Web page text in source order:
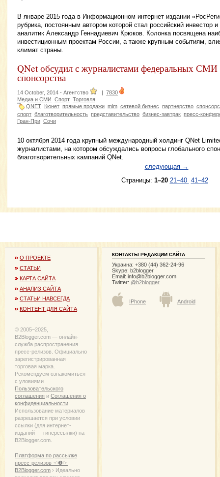
В январе 2015 года в Информационном интернет издании
рубрика, постоянным автором которой стал российский инвестор
аналитик Александр Геннадиевич Крюков. Колонка посвящена
инвестиционным проектам России, а также крупным событиям,
климат страны.
QNet обсудил с журналистами федеральных СМИ
спонсорства
14 October, 2014 - Агентство
7830
Медиа и СМИ
Спорт Торговля
QNET
Кюнет прямые продажи mlm сетевой бизнес партнерство
спорт благотворительность представительство бизнес-завтрак пресс-
Гран-При Сочи
10 октября 2014 года крупный международный холдинг QNet
журналистами, на котором обсуждались вопросы глобального
благотворительных кампаний QNet.
следующая →
Страницы: 1–20 21–40 41–42
О ПРОЕКТЕ
СТАТЬИ
КАРТА САЙТА
АНАЛИЗ САЙТА
СТАТЬИ НАВСЕГДА
КОНТЕНТ ДЛЯ САЙТА
© 2005−2025,
B2Blogger.com — онлайн-
служба распространения
пресс-релизов. Официально
зарегистрированная
торговая марка.
Рекомендуем ознакомиться
с уловиями
Пользовательского
соглашения и Соглашения о
конфиденциальности
Использование материалов
разрешается при условии
ссылки (для интернет-
изданий — гиперссылки) на
B2Blogger.com.
Платформа по рассылке
пресс-релизов ☜❶☞
B2Blogger.com › Идеально
КОНТАКТЫ РЕДАКЦИИ САЙТА
Украина: +380 (44) 362-24-96
Skype: b2blogger
Email: info@b2blogger.com
Twitter: @b2blogger
IPhone Android